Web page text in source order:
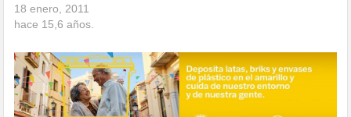
18 enero, 2011
hace 15,6 años.